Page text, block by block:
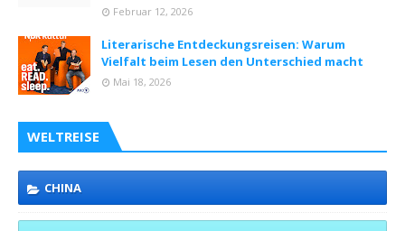
Februar 12, 2026
Literarische Entdeckungsreisen: Warum
Vielfalt beim Lesen den Unterschied macht
Mai 18, 2026
WELTREISE
CHINA